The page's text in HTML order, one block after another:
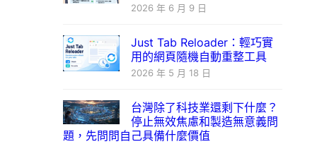
2026 年 6 月 9 日
Just Tab Reloader：輕巧實
用的網頁隨機自動重整工具
2026 年 5 月 18 日
台灣除了科技業還剩下什麼？
停止無效焦慮和製造無意義問
題，先問問自己具備什麼價值